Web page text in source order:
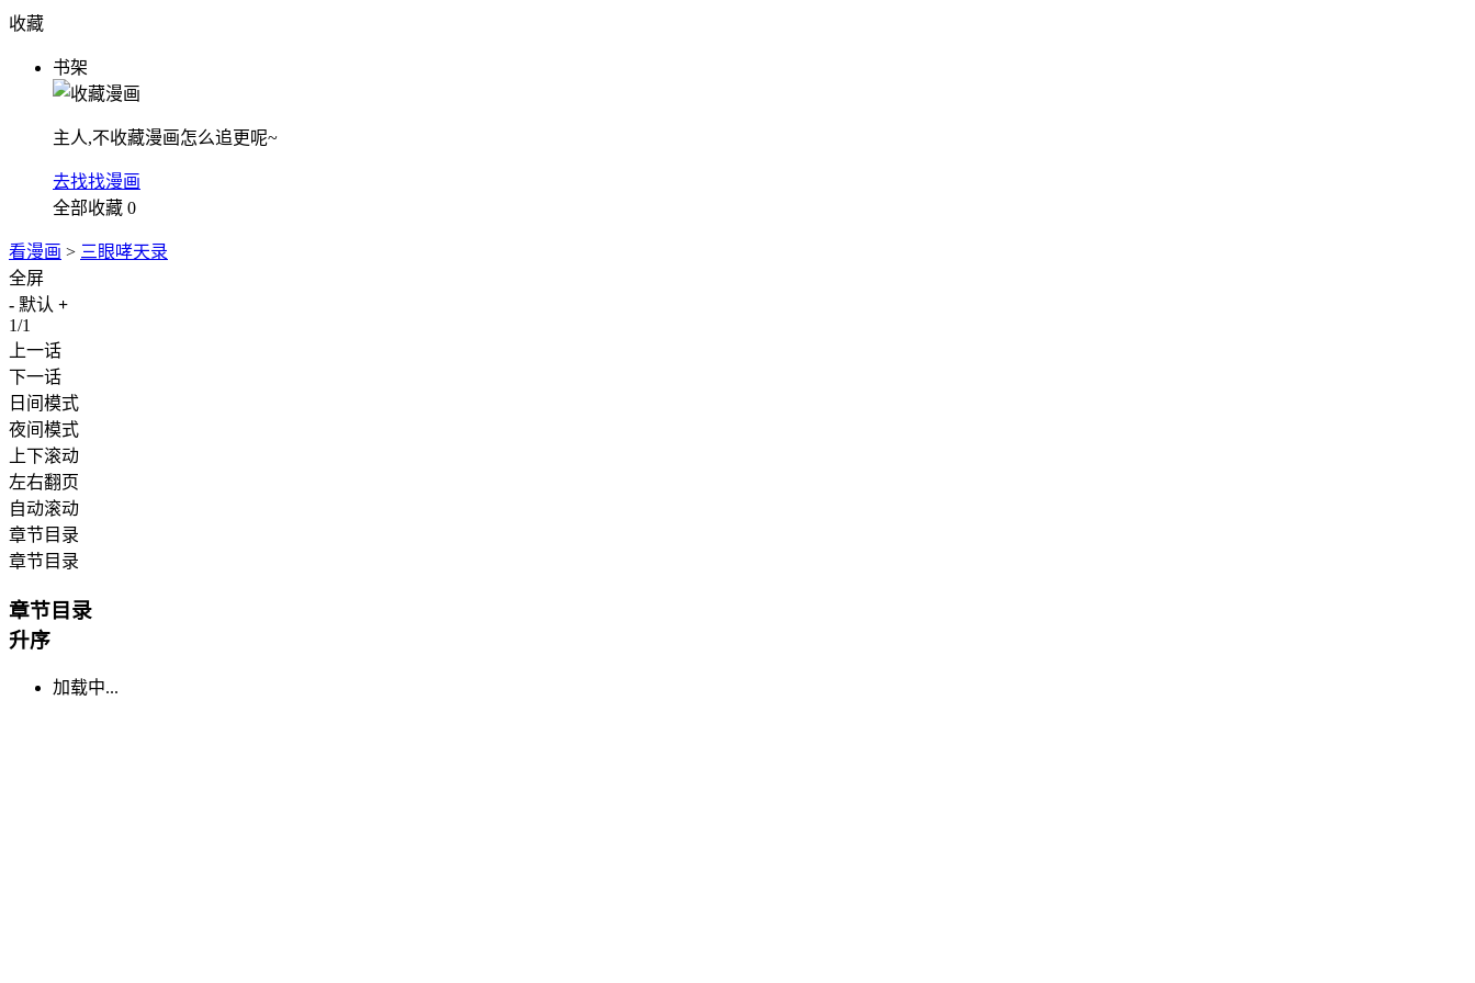
收藏
书架
主人,不收藏漫画怎么追更呢~
去找找漫画
全部收藏 0
看漫画 > 三眼哮天录
全屏
- 默认 +
1/1
上一话
下一话
日间模式
夜间模式
上下滚动
左右翻页
自动滚动
章节目录
章节目录
章节目录
升序
加载中...